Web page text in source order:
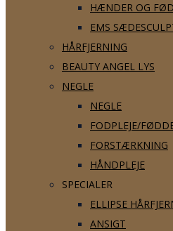
HÆNDER OG
EMS
HÅRFJERNING
BEAUTY ANGEL LYS
NEGLE
NEGLE
FODPLEJE/
FORSTÆRKNING
HÅNDPLEJE
SPECIALER
ELLIPSE
ANSIGT